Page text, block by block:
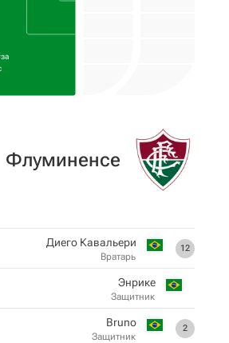
Флуминенсе
12
Диего Кавальери
Вратарь
Энрике
Защитник
2
Bruno
Защитник